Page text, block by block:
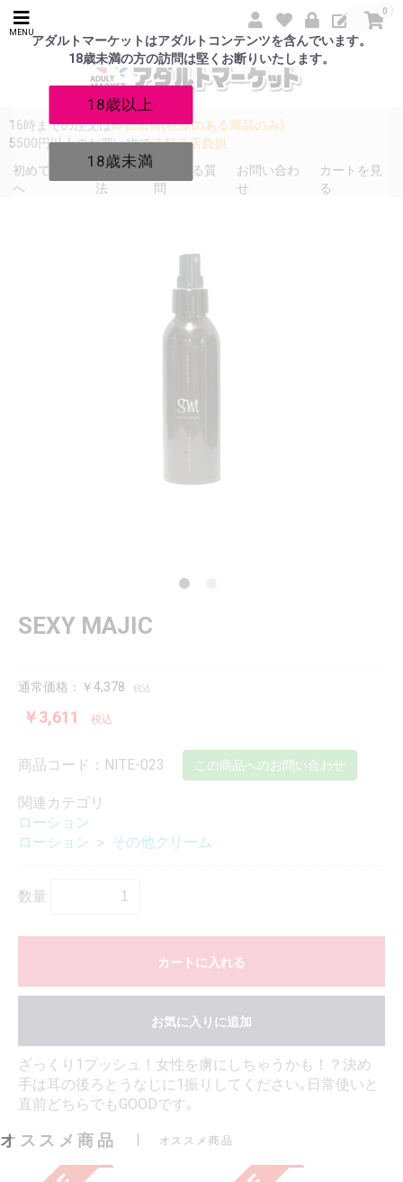
アダルトマーケットはアダルトコンテンツを含んでいます。
18歳未満の方の訪問は堅くお断りいたします。
18歳以上
18歳未満
MENU
0
16時までの注文は即日出荷(在庫のある商品のみ)
5500円以上のお買い物で送料当店負担
初めての方
へ
発送方
法
よくある質
問
お問い合わ
せ
カートを見
る
SEXY MAJIC
通常価格：￥4,378 税込
￥3,611 税込
商品コード：NITE-023 この商品へのお問い合わせ
関連カテゴリ
ローション
ローション ＞ その他クリーム
数量
カートに入れる
お気に入りに追加
ざっくり1プッシュ！女性を虜にしちゃうかも！？決め
手は耳の後ろとうなじに1振りしてください｡日常使いと
直前どちらでもGOODです｡
オススメ商品 オススメ商品